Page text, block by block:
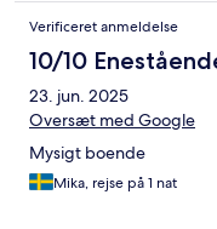
Verificeret anmeldelse
10/10
23. jun. 2025
Oversæt med Google
Mysigt boende
Mika, rejse på 1 nat